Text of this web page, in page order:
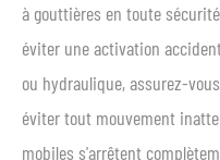
à gouttières en toute
éviter une activation
ou hydraulique, assurez-
éviter tout mouvement
mobiles s'arrêtent